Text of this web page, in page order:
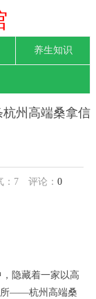
养生知识
杭州高端桑拿信
7评论： 0
隐藏着一家以高
所——杭州高端桑